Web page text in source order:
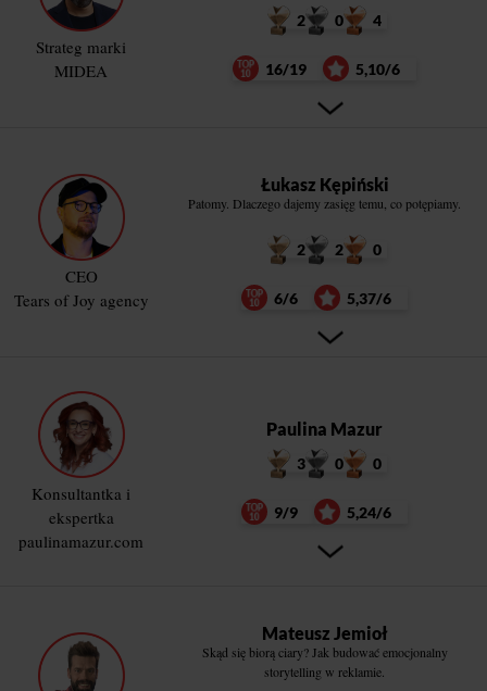
Strateg marki
MIDEA
2 0 4
16/19 5,10/6
CEO
Tears of Joy agency
Łukasz Kępiński
Patomy. Dlaczego dajemy zasięg temu, co potępiamy.
2 2 0
6/6 5,37/6
Konsultantka i
ekspertka
paulinamazur.com
Paulina Mazur
3 0 0
9/9 5,24/6
Mateusz Jemioł
Skąd się biorą ciary? Jak budować emocjonalny
storytelling w reklamie.